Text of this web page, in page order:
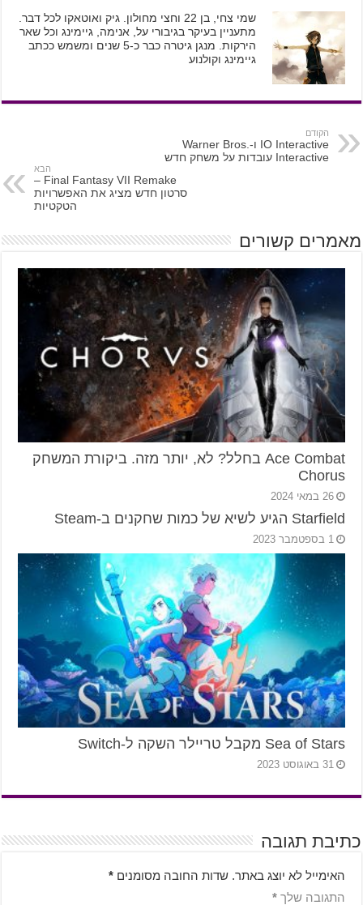
שמי צחי, בן 22 וחצי מחולון. גיק ואוטאקו לכל דבר.
מתעניין בעיקר בגיבורי על, אנימה, גיימינג וכל שאר
הירקות. מנגן גיטרה כבר כ-5 שנים ומשמש ככתב
גיימינג וקולנוע
הקודם
IO Interactive ו-Warner Bros.
Interactive עובדות על משחק חדש
הבא
Final Fantasy VII Remake –
סרטון חדש מציג את האפשרויות
הטקטיות
מאמרים קשורים
Ace Combat בחלל? לא, יותר מזה. ביקורת המשחק
Chorus
26 במאי 2024
Starfield הגיע לשיא של כמות שחקנים ב-Steam
1 בספטמבר 2023
Sea of Stars מקבל טריילר השקה ל-Switch
31 באוגוסט 2023
כתיבת תגובה
האימייל לא יוצג באתר. שדות החובה מסומנים *
התגובה שלך *